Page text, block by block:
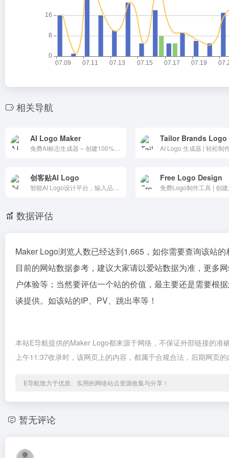
相关导航
AI Logo Maker Tailor Brands Logo
创客贴AI Logo Free Logo Design
数据评估
Maker Logo浏览人数已经达到1,665，如你需要查询该站
目前的网站数据参考，建议大家请以爱站数据为准，更多
户体验等；当然要评估一个站的价值，最主要还是需要根
谈提供。如该站的IP、PV、跳出率等！
本站E导航提供的Maker Logo都来源于网络，不保证外部链接的
上午11:37收录时，该网页上的内容，都属于合规合法，后期网页
E导航致力于优质、实用的网络站点资源收集与分享！
暂无评论